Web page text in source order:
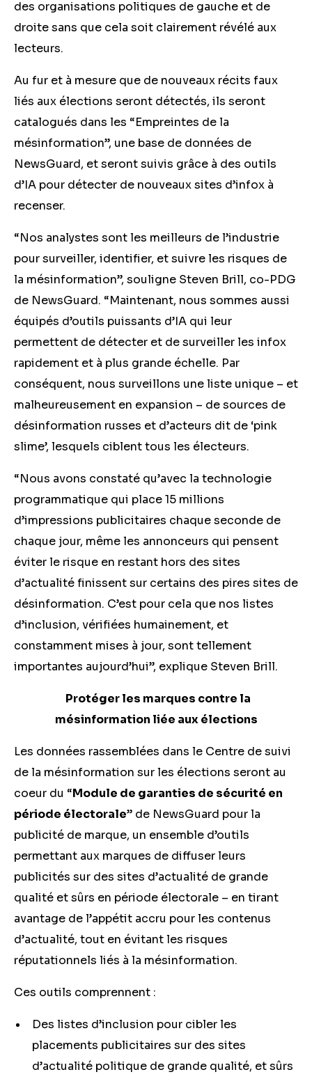
des organisations politiques de gauche et de
droite sans que cela soit clairement révélé aux
lecteurs.
Au fur et à mesure que de nouveaux récits faux
liés aux élections seront détectés, ils seront
catalogués dans les “Empreintes de la
mésinformation”, une base de données de
NewsGuard, et seront suivis grâce à des outils
d’IA pour détecter de nouveaux sites d’infox à
recenser.
“Nos analystes sont les meilleurs de l’industrie
pour surveiller, identifier, et suivre les risques de
la mésinformation”, souligne Steven Brill, co-PDG
de NewsGuard. “Maintenant, nous sommes aussi
équipés d’outils puissants d’IA qui leur
permettent de détecter et de surveiller les infox
rapidement et à plus grande échelle. Par
conséquent, nous surveillons une liste unique – et
malheureusement en expansion – de sources de
désinformation russes et d’acteurs dit de ‘pink
slime’, lesquels ciblent tous les électeurs.
“Nous avons constaté qu’avec la technologie
programmatique qui place 15 millions
d’impressions publicitaires chaque seconde de
chaque jour, même les annonceurs qui pensent
éviter le risque en restant hors des sites
d’actualité finissent sur certains des pires sites de
désinformation. C’est pour cela que nos listes
d’inclusion, vérifiées humainement, et
constamment mises à jour, sont tellement
importantes aujourd’hui”, explique Steven Brill.
Protéger les marques contre la
mésinformation liée aux élections
Les données rassemblées dans le Centre de suivi
de la mésinformation sur les élections seront au
coeur du “Module de garanties de sécurité en
période électorale” de NewsGuard pour la
publicité de marque, un ensemble d’outils
permettant aux marques de diffuser leurs
publicités sur des sites d’actualité de grande
qualité et sûrs en période électorale – en tirant
avantage de l’appétit accru pour les contenus
d’actualité, tout en évitant les risques
réputationnels liés à la mésinformation.
Ces outils comprennent :
Des listes d’inclusion pour cibler les
placements publicitaires sur des sites
d’actualité politique de grande qualité, et sûrs